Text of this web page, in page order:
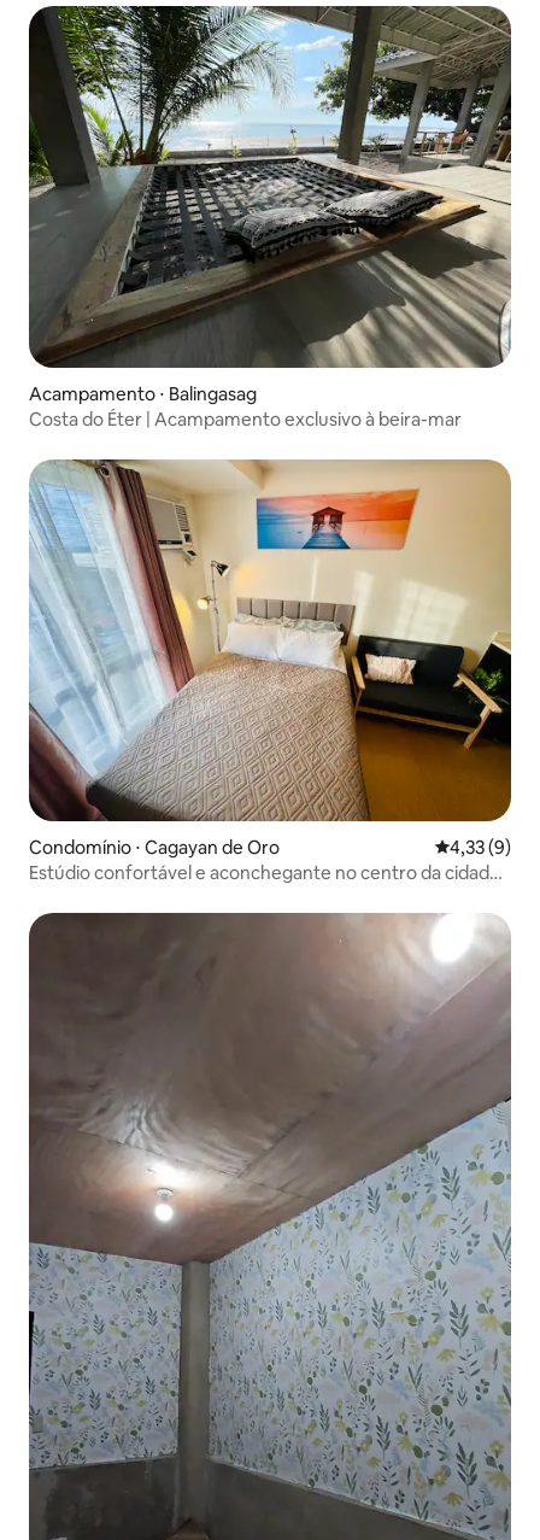
Acampamento ⋅ Balingasag
Costa do Éter | Acampamento exclusivo à beira-mar
Condomínio ⋅ Cagayan de Oro 4,33 de
4,33 (9)
Estúdio confortável e aconchegante no centro da cidade